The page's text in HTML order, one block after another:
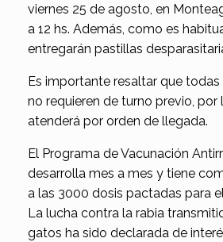
viernes 25 de agosto, en
a 12 hs. Además, como es
entregarán pastillas
Es importante resaltar que
no requieren de turno previo, por
atenderá por orden de llegada.
El Programa de Vacunación
desarrolla mes a mes y tiene
a las 3000 dosis pactadas para
La lucha contra la rabia
gatos ha sido declarada de